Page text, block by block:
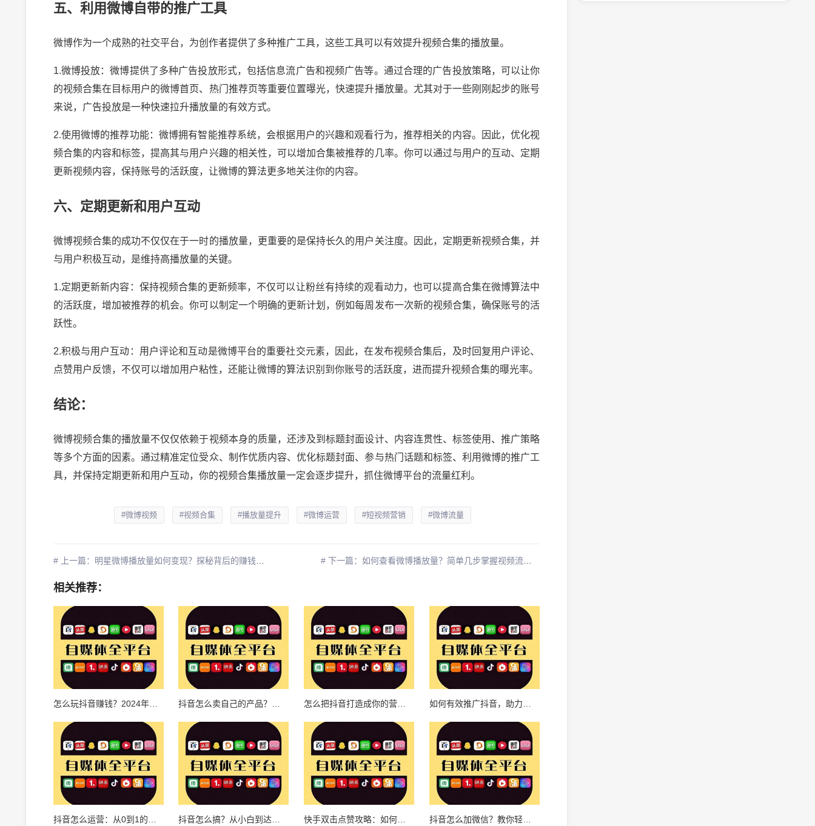
五、利用微博自带的推广工具
微博作为一个成熟的社交平台，为创作者提供了多种推广工具，这些工具可以有效提升视频合集的播放量。
1.微博投放：微博提供了多种广告投放形式，包括信息流广告和视频广告等。通过合理的广告投放策略，可以让你
的视频合集在目标用户的微博首页、热门推荐页等重要位置曝光，快速提升播放量。尤其对于一些刚刚起步的账号
来说，广告投放是一种快速拉升播放量的有效方式。
2.使用微博的推荐功能：微博拥有智能推荐系统，会根据用户的兴趣和观看行为，推荐相关的内容。因此，优化视
频合集的内容和标签，提高其与用户兴趣的相关性，可以增加合集被推荐的几率。你可以通过与用户的互动、定期
更新视频内容，保持账号的活跃度，让微博的算法更多地关注你的内容。
六、定期更新和用户互动
微博视频合集的成功不仅仅在于一时的播放量，更重要的是保持长久的用户关注度。因此，定期更新视频合集，并
与用户积极互动，是维持高播放量的关键。
1.定期更新新内容：保持视频合集的更新频率，不仅可以让粉丝有持续的观看动力，也可以提高合集在微博算法中
的活跃度，增加被推荐的机会。你可以制定一个明确的更新计划，例如每周发布一次新的视频合集，确保账号的活
跃性。
2.积极与用户互动：用户评论和互动是微博平台的重要社交元素，因此，在发布视频合集后，及时回复用户评论、
点赞用户反馈，不仅可以增加用户粘性，还能让微博的算法识别到你账号的活跃度，进而提升视频合集的曝光率。
结论：
微博视频合集的播放量不仅仅依赖于视频本身的质量，还涉及到标题封面设计、内容连贯性、标签使用、推广策略
等多个方面的因素。通过精准定位受众、制作优质内容、优化标题封面、参与热门话题和标签、利用微博的推广工
具，并保持定期更新和用户互动，你的视频合集播放量一定会逐步提升，抓住微博平台的流量红利。
#微博视频 #视频合集 #播放量提升 #微博运营 #短视频营销 #微博流量
# 上一篇：明星微博播放量如何变现？探秘背后的赚钱秘诀 # 下一篇：如何查看微博播放量？简单几步掌握视频流量数据
相关推荐：
怎么玩抖音赚钱？2024年最全攻略带你轻松入门
抖音怎么加微信？教你轻松获取潜在客户！